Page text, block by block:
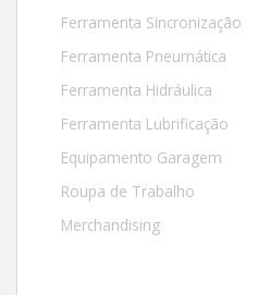
Ferramenta Sincronização
Ferramenta Pneumática
Ferramenta Hidráulica
Ferramenta Lubrificação
Equipamento Garagem
Roupa de Trabalho
Merchandising